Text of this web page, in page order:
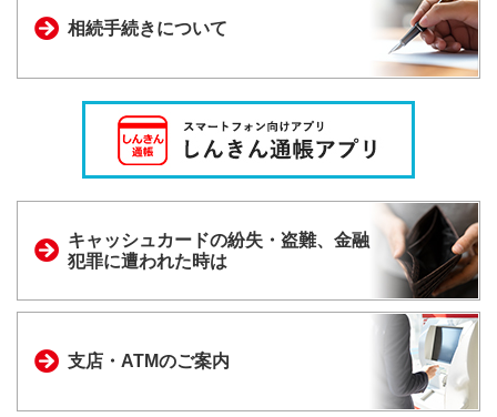
相続手続きについて
キャッシュカードの紛失・盗難、金融
犯罪に遭われた時は
支店・ATMのご案内